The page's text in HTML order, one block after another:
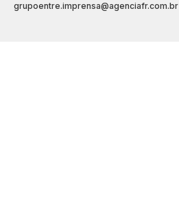
grupoentre.imprensa@agenciafr.com.br